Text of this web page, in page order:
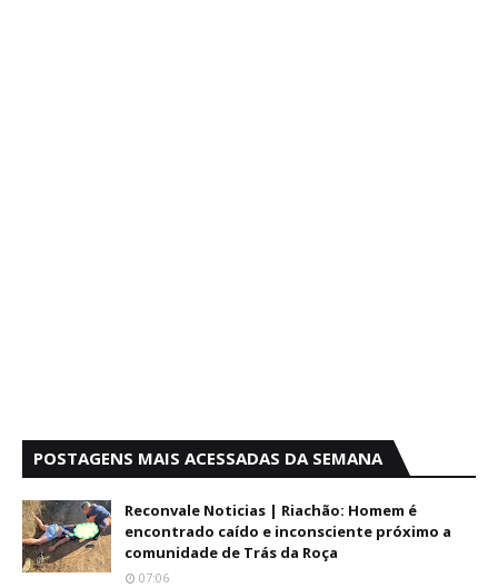
POSTAGENS MAIS ACESSADAS DA SEMANA
Reconvale Noticias | Riachão: Homem é
encontrado caído e inconsciente próximo a
comunidade de Trás da Roça
07:06